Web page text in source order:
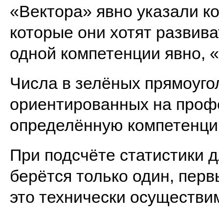
«Вектора» явно указали
которые они хотят
одной компетенции явно,
Числа в зелёных
ориентированных на
определённую
При подсчёте статистики
берётся только один,
это технически